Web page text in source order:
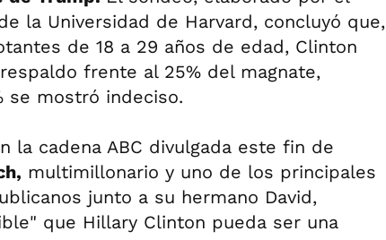
la Universidad de Harvard, concluyó que,
de 18 a 29 años de edad, Clinton
frente al 25% del magnate,
se mostró indeciso.
la cadena ABC divulgada este fin de
multimillonario y uno de los principales
junto a su hermano David,
que Hillary Clinton pueda ser una